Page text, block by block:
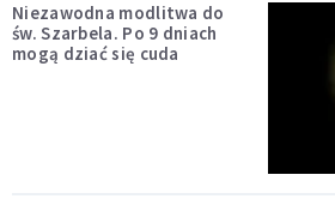
Niezawodna modlitwa do
św. Szarbela. Po 9 dniach
mogą dziać się cuda